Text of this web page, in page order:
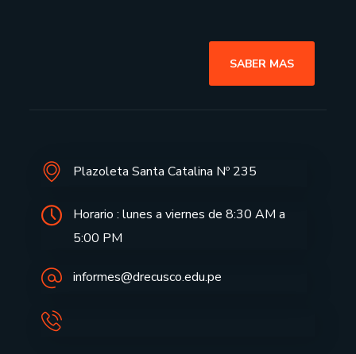
SABER MAS
Plazoleta Santa Catalina Nº 235
Horario : lunes a viernes de 8:30 AM a
5:00 PM
informes@drecusco.edu.pe